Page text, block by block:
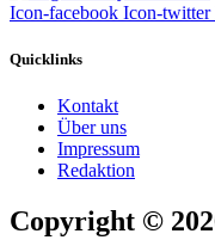
Icon-facebook Icon-twitter
Quicklinks
Kontakt
Über uns
Impressum
Redaktion
Copyright ©